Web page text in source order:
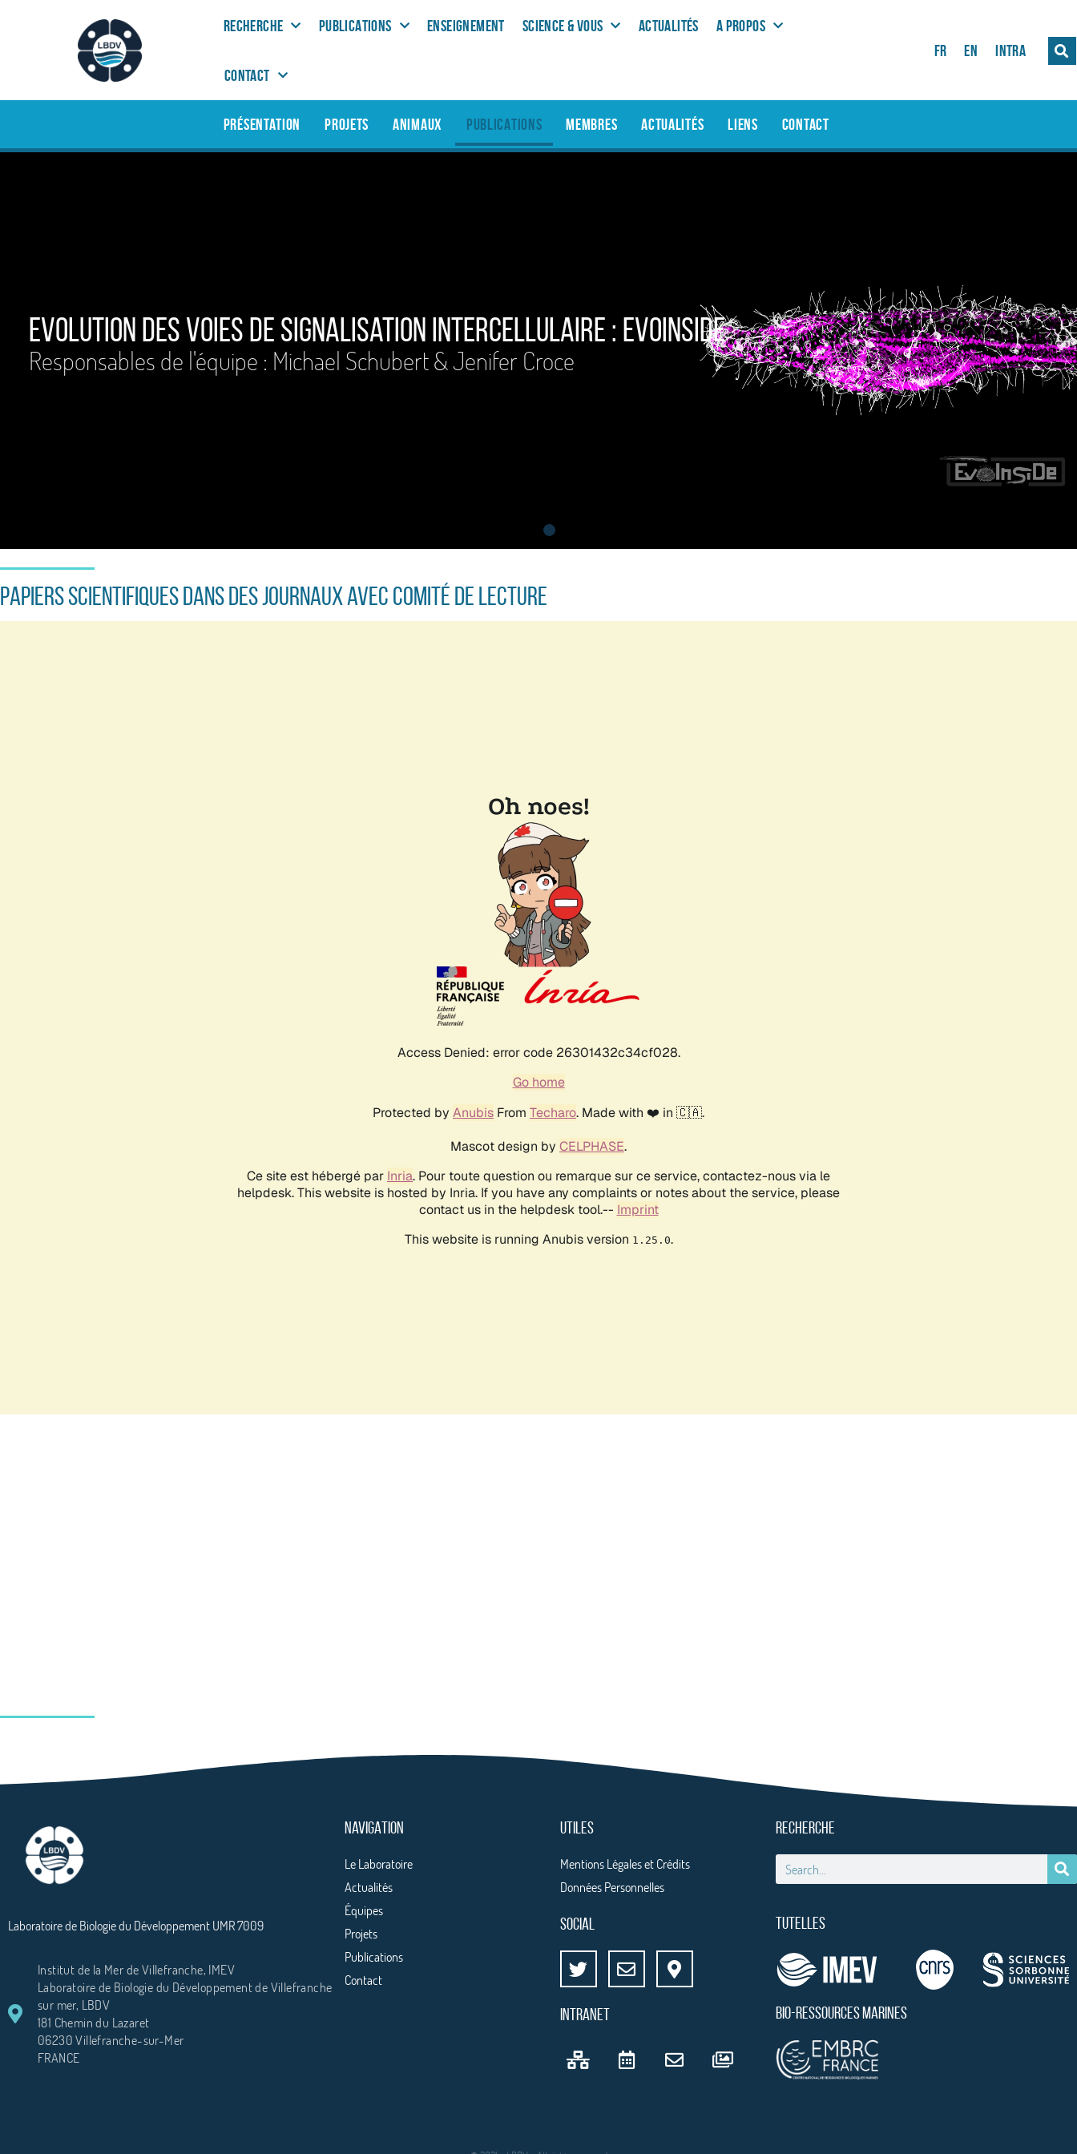
RECHERCHE PUBLICATIONS ENSEIGNEMENT SCIENCE & VOUS ACTUALITÉS A PROPOS
CONTACT
FR EN INTRA
PRÉSENTATION PROJETS ANIMAUX PUBLICATIONS MEMBRES ACTUALITÉS LIENS CONTACT
Evolution des voies de signalisation intercellulaire : EvoInSiDe
Responsables de l'équipe : Michael Schubert & Jenifer Croce
Papiers Scientifiques Dans des journaux avec comité de lecture
Laboratoire de Biologie du Développement UMR 7009
Institut de la Mer de Villefranche, IMEV
Laboratoire de Biologie du Développement de Villefranche
sur mer, LBDV
181 Chemin du Lazaret
06230 Villefranche-sur-Mer
FRANCE
NAVIGATION
Le Laboratoire
Actualités
Équipes
Projets
Publications
Contact
UTILES
Mentions Légales et Crédits
Données Personnelles
SOCIAL
INTRANET
RECHERCHE
TUTELLES
BIO-RESSOURCES MARINES